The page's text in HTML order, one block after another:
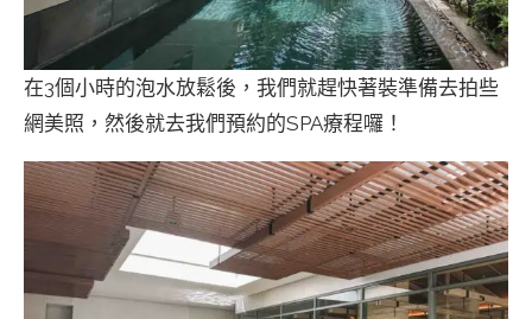
在3個小時的泡水放鬆後，我們就趕快著裝準備去拍些
網美照，然後就去我們預約的SPA療程囉！